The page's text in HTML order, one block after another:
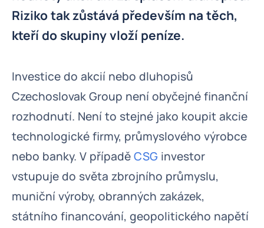
Riziko tak zůstává především na těch,
kteří do skupiny vloží peníze.
Investice do akcií nebo dluhopisů
Czechoslovak Group není obyčejné finanční
rozhodnutí. Není to stejné jako koupit akcie
technologické firmy, průmyslového výrobce
nebo banky. V případěCSG investor
vstupuje do světa zbrojního průmyslu,
muniční výroby, obranných zakázek,
státního financování, geopolitického napětí